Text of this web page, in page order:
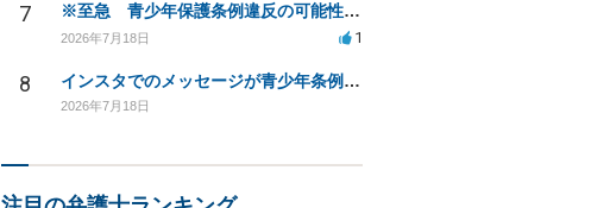
7 ※至急 青少年保護条例違反の可能性と拡散対策について相談したい
2026年7月18日 1
8 インスタでのメッセージが青少年条例違反に問われる可能性は？
2026年7月18日